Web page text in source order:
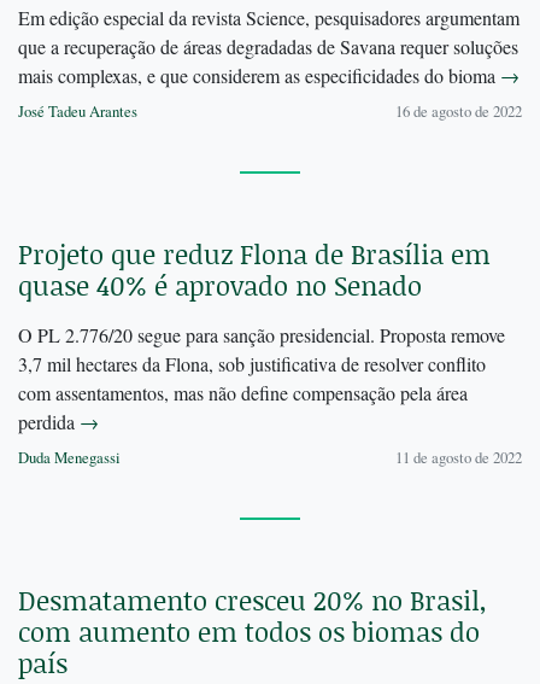
Em edição especial da revista Science, pesquisadores argumentam
que a recuperação de áreas degradadas de Savana requer soluções
mais complexas, e que considerem as especificidades do bioma →
José Tadeu Arantes 16 de agosto de 2022
Projeto que reduz Flona de Brasília em
quase 40% é aprovado no Senado
O PL 2.776/20 segue para sanção presidencial. Proposta remove
3,7 mil hectares da Flona, sob justificativa de resolver conflito
com assentamentos, mas não define compensação pela área
perdida →
Duda Menegassi 11 de agosto de 2022
Desmatamento cresceu 20% no Brasil,
com aumento em todos os biomas do
país